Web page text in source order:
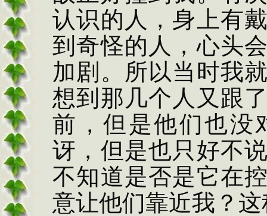
认识的人，身上有
到奇怪的人，心头
加剧。所以当时我
想到那几个人又跟
前，但是他们也没
讶，但是也只好不
不知道是否是它在
意让他们靠近我？